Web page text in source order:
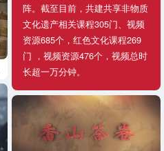
阵。截至目前，共建共享非物质
文化遗产相关课程305门、视频
资源685个，红色文化课程269
门 ，视频资源476个，视频总时
长超一万分钟。